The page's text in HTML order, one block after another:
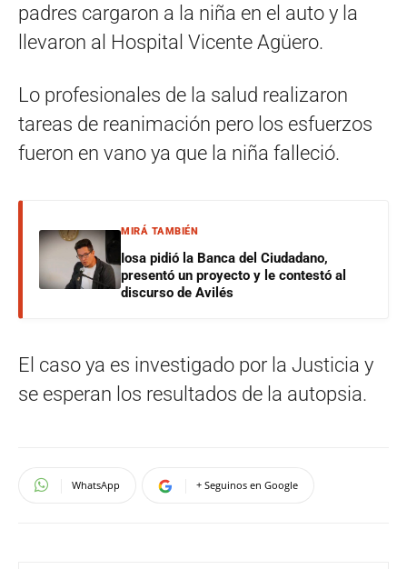
padres cargaron a la niña en el auto y la
llevaron al Hospital Vicente Agüero.
Lo profesionales de la salud realizaron
tareas de reanimación pero los esfuerzos
fueron en vano ya que la niña falleció.
MIRÁ TAMBIÉN
Iosa pidió la Banca del Ciudadano,
presentó un proyecto y le contestó al
discurso de Avilés
El caso ya es investigado por la Justicia y
se esperan los resultados de la autopsia.
WhatsApp + Seguinos en Google